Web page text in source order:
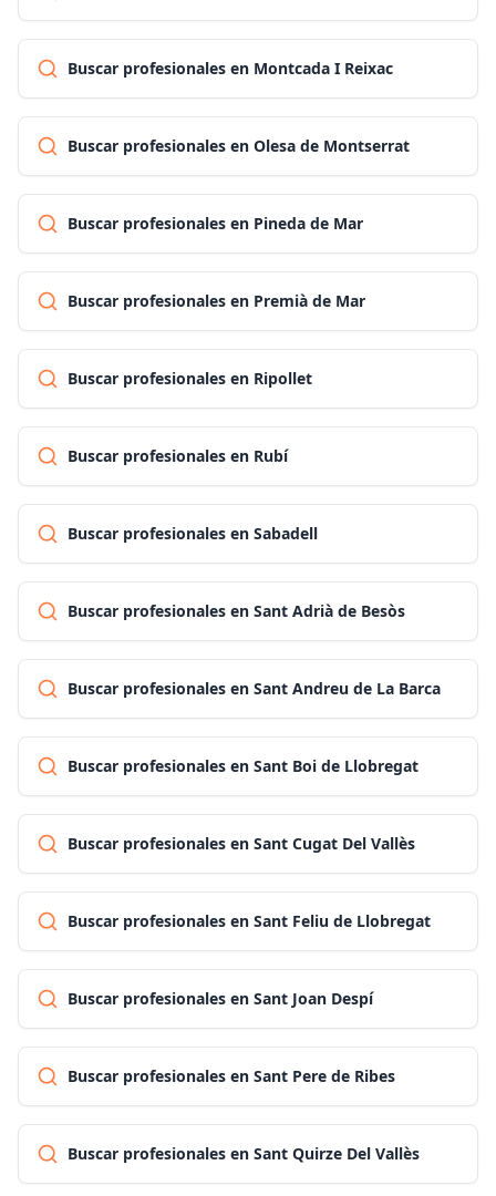
Buscar profesionales en Montcada I Reixac
Buscar profesionales en Olesa de Montserrat
Buscar profesionales en Pineda de Mar
Buscar profesionales en Premià de Mar
Buscar profesionales en Ripollet
Buscar profesionales en Rubí
Buscar profesionales en Sabadell
Buscar profesionales en Sant Adrià de Besòs
Buscar profesionales en Sant Andreu de La Barca
Buscar profesionales en Sant Boi de Llobregat
Buscar profesionales en Sant Cugat Del Vallès
Buscar profesionales en Sant Feliu de Llobregat
Buscar profesionales en Sant Joan Despí
Buscar profesionales en Sant Pere de Ribes
Buscar profesionales en Sant Quirze Del Vallès